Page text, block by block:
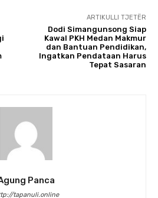
ARTIKULLI TJETËR
Dodi Simangunsong Siap
Kawal PKH Medan Makmur
dan Bantuan Pendidikan,
Ingatkan Pendataan Harus
Tepat Sasaran
Panca
tapanuli.online